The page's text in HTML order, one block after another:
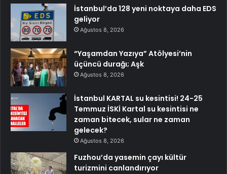
İstanbul’da 128 yeni noktaya daha EDS
geliyor
Ağustos 8, 2026
“Yaşamdan Yazıya” Atölyesi’nin
üçüncü durağı; Aşk
Ağustos 8, 2026
İstanbul KARTAL su kesintisi! 24-25
Temmuz İSKİ Kartal su kesintisi ne
zaman bitecek, sular ne zaman
gelecek?
Ağustos 8, 2026
Fuzhou’da yasemin çayı kültür
turizmini canlandırıyor